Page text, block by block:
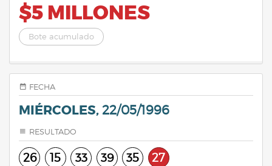
$5 MILLONES
Bote acumulado
FECHA
MIÉRCOLES, 22/05/1996
RESULTADO
26 15 33 39 35 27